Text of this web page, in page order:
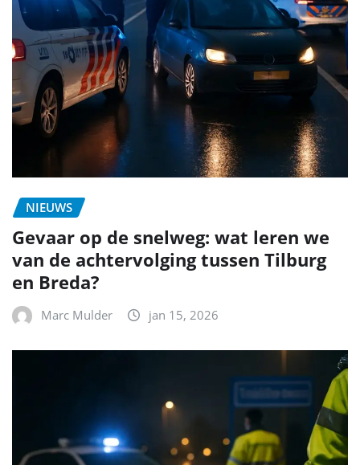
NIEUWS
Gevaar op de snelweg: wat leren we
van de achtervolging tussen Tilburg
en Breda?
Marc Mulder jan 15, 2026